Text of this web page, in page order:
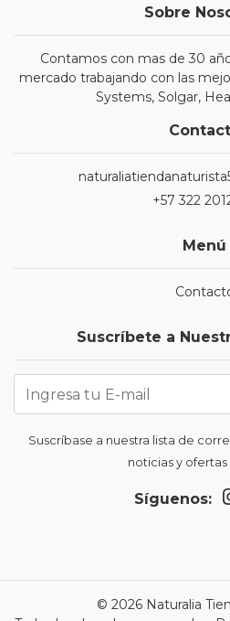
Sobre
Contamos con mas de 30
mercado trabajando con las
Systems, Solgar,
+57 322
Menú
Suscríbete a
Suscríbase a nuestra lista de
noticias y
Síguenos:
© 2026 Naturalia